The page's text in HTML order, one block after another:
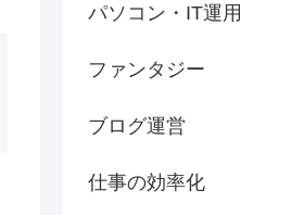
パソコン・IT運用
ファンタジー
ブログ運営
仕事の効率化